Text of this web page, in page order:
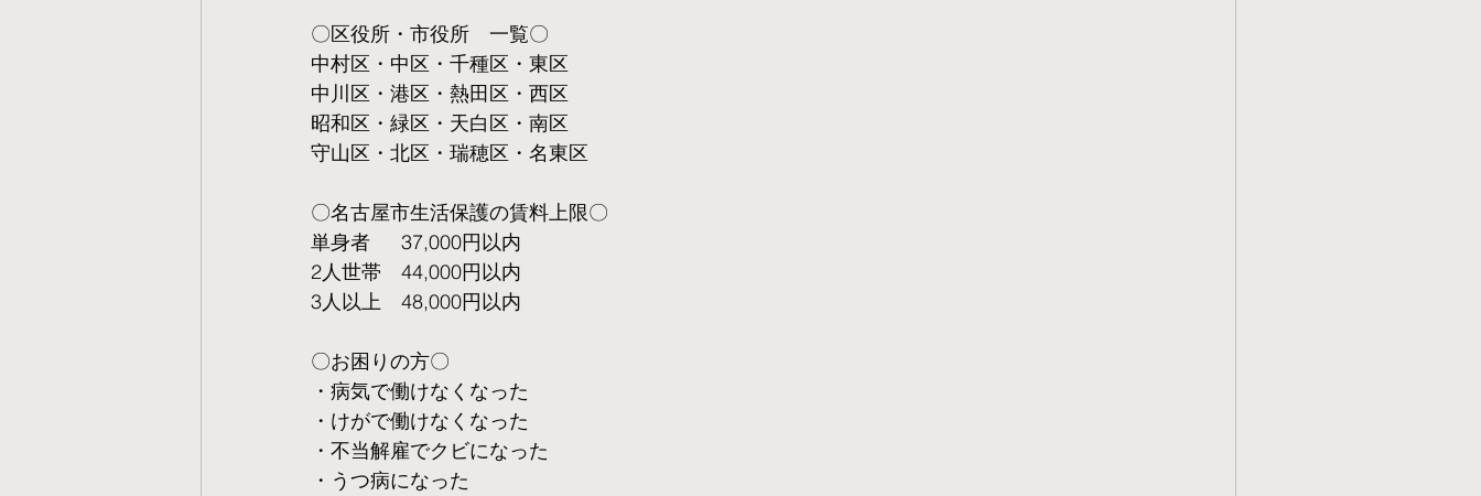
〇区役所・市役所　一覧〇
中村区・中区・千種区・東区
中川区・港区・熱田区・西区
昭和区・緑区・天白区・南区
守山区・北区・瑞穂区・名東区
〇名古屋市生活保護の賃料上限〇
単身者  　37,000円以内
2人世帯　44,000円以内
3人以上　48,000円以内
〇お困りの方〇
・病気で働けなくなった
・けがで働けなくなった
・不当解雇でクビになった
・うつ病になった